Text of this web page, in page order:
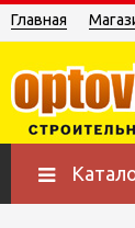
Главная